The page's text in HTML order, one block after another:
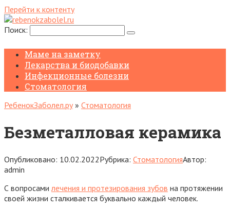
Перейти к контенту
Поиск:
Маме на заметку
Лекарства и биодобавки
Инфекционные болезни
Стоматология
РебенокЗаболел.ру» Стоматология
Безметалловая керамика
Опубликовано: 10.02.2022Рубрика: СтоматологияАвтор:
admin
С вопросами лечения и протезирования зубов на протяжении
своей жизни сталкивается буквально каждый человек.